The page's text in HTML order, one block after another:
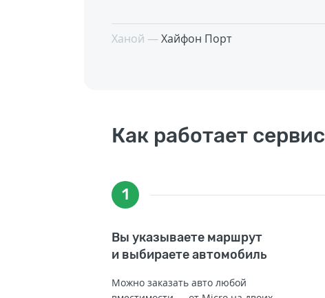
Ханой — Хайфон Порт
Как работает сервис
1
Вы указываете маршрут
и выбираете автомобиль
Можно заказать авто любой